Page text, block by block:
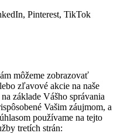
Pinterest, TikTok
môžeme zobrazovať
zľavové akcie na naše
základe Vášho správania
Vašim záujmom, a
používame na tejto
tretích strán: